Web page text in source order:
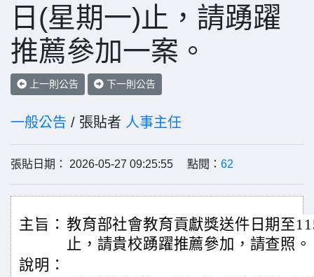
日(星期一)止，請踴躍
推薦參加一案。
上一則公告 下一則公告
一般公告 / 張貼者 人事主任
張貼日期： 2026-05-27 09:25:55 點閱： 62
主旨： 教育部社會教育貢獻獎送件日期至
止，請貴校踴躍推薦參加，請查照。
說明：